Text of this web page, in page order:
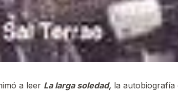
a leer La larga soledad, la autobiografía